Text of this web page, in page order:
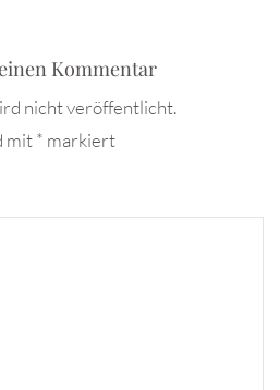
Kommentar
nicht veröffentlicht.
mit* markiert